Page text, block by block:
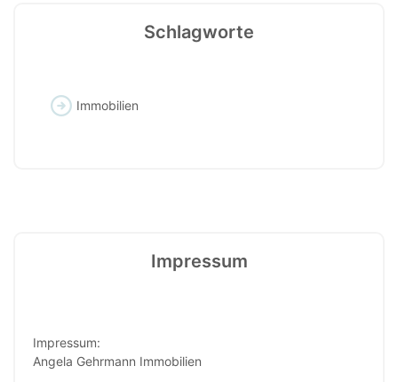
Schlagworte
Immobilien
Impressum
Impressum:
Angela Gehrmann Immobilien